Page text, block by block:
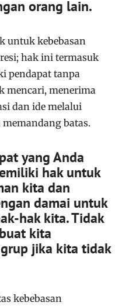
orang lain.
untuk kebebasan
hak ini termasuk
pendapat tanpa
mencari, menerima
dan ide melalui
batas.
yang Anda
hak untuk
kita dan
damai untuk
hak kita. Tidak
kita
jika kita tidak
kebebasan